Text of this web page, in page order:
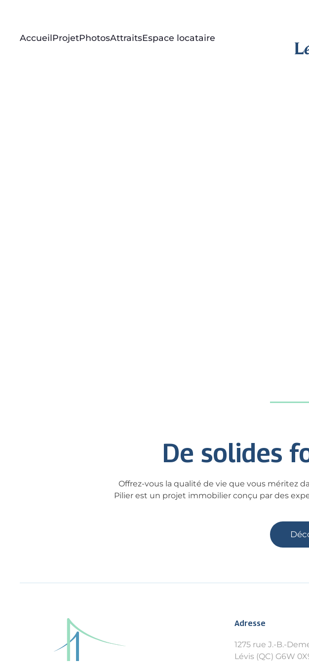
AccueilProjetPhotosAttraitsEspace locataire
De solides
Offrez-vous la qualité de vie que vous méritez
Pilier est un projet immobilier conçu par des
Adresse
1275 rue J.-B.-
Lévis (QC) G6W